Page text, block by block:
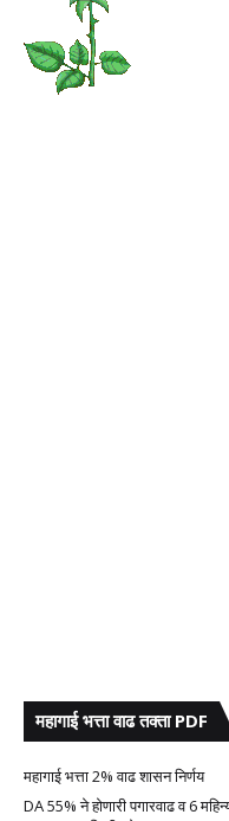
महागाई भत्ता वाढ तक्ता PDF
महागाई भत्ता 2% वाढ शासन निर्णय
DA 55% ने होणारी पगारवाढ व 6